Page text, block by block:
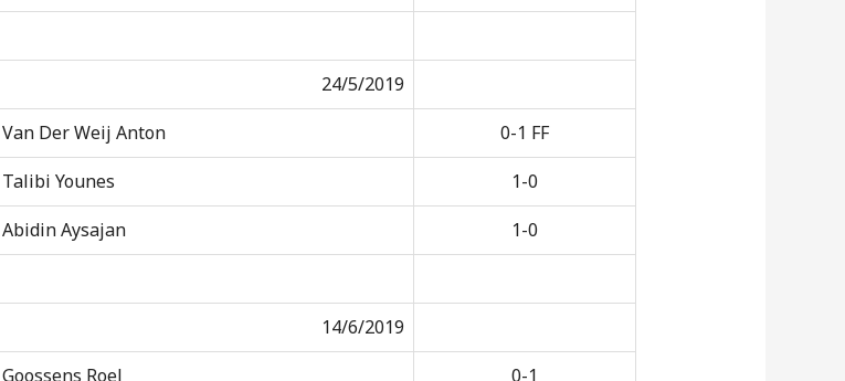
24/5/2019
Van Der Weij Anton
0-1 FF
Talibi Younes
1-0
Abidin Aysajan 1-0
14/6/2019
Goossens Roel
0-1